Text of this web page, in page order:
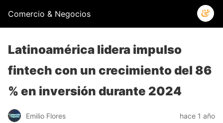
Comercio & Negocios
Latinoamérica lidera impulso
fintech con un crecimiento del 86
% en inversión durante 2024
Emilio Flores hace 1 año